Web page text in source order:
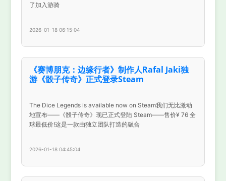
了加入游骑
2026-01-18 06:15:04
《赛博朋克：边缘行者》制作人Rafal Jaki独
游《骰子传奇》正式登录Steam
The Dice Legends is available now on Steam我们无比激动
地宣布——《骰子传奇》现已正式登陆 Steam——售价¥ 76 全
球最低价!这是一款由独立团队打造的融合
2026-01-18 04:45:04